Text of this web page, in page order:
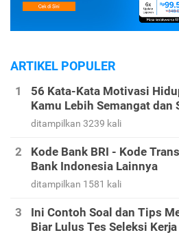
ARTIKEL POPULER
56 Kata-Kata Motivasi
Kamu Lebih Semangat dan
ditampilkan 3239 kali
Kode Bank BRI - Kode
Bank Indonesia Lainnya
ditampilkan 1581 kali
Ini Contoh Soal dan Tips
Biar Lulus Tes Seleksi Kerja